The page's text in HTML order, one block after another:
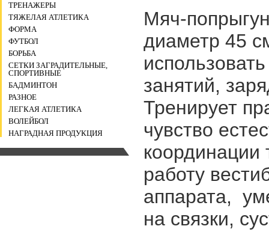
ТРЕНАЖЕРЫ
ТЯЖЕЛАЯ АТЛЕТИКА
ФОРМА
ФУТБОЛ
БОРЬБА
СЕТКИ ЗАГРАДИТЕЛЬНЫЕ,
СПОРТИВНЫЕ
БАДМИНТОН
РАЗНОЕ
ЛЕГКАЯ АТЛЕТИКА
ВОЛЕЙБОЛ
НАГРАДНАЯ ПРОДУКЦИЯ
Мяч-
диаметр 45
занятий,
Тренирует
чувство
координации
работу
аппарата,
на связки,